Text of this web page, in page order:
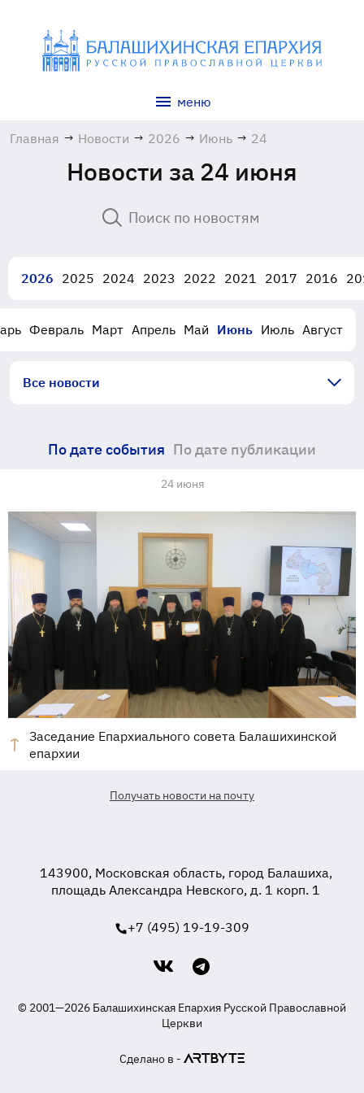
меню
Главная → Новости → 2026 → Июнь → 24
Новости за 24 июня
2026 2025 2024 2023 2022 2021 2017 2016
Февраль Март Апрель Май Июнь Июль Август
Все новости
По дате события По дате публикации
24 июня
Заседание Епархиального совета Балашихинской
епархии
Получать новости на почту
143900, Московская область, город Балашиха,
площадь Александра Невского, д. 1 корп. 1
+7 (495) 19-19-309
© 2001—2026 Балашихинская Епархия Русской Православной
Церкви
Сделано в -